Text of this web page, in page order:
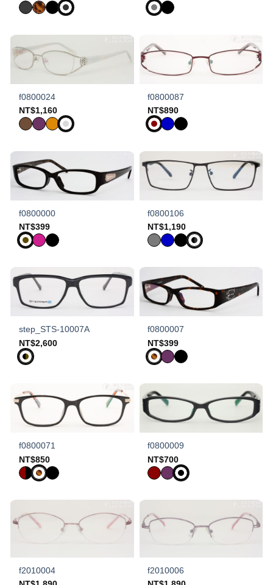
f0800024
NT$1,160
f0800087
NT$890
f0800000
NT$399
f0800106
NT$1,190
step_STS-10007A
NT$2,600
f0800007
NT$399
f0800071
NT$850
f0800009
NT$700
f2010004
f2010006